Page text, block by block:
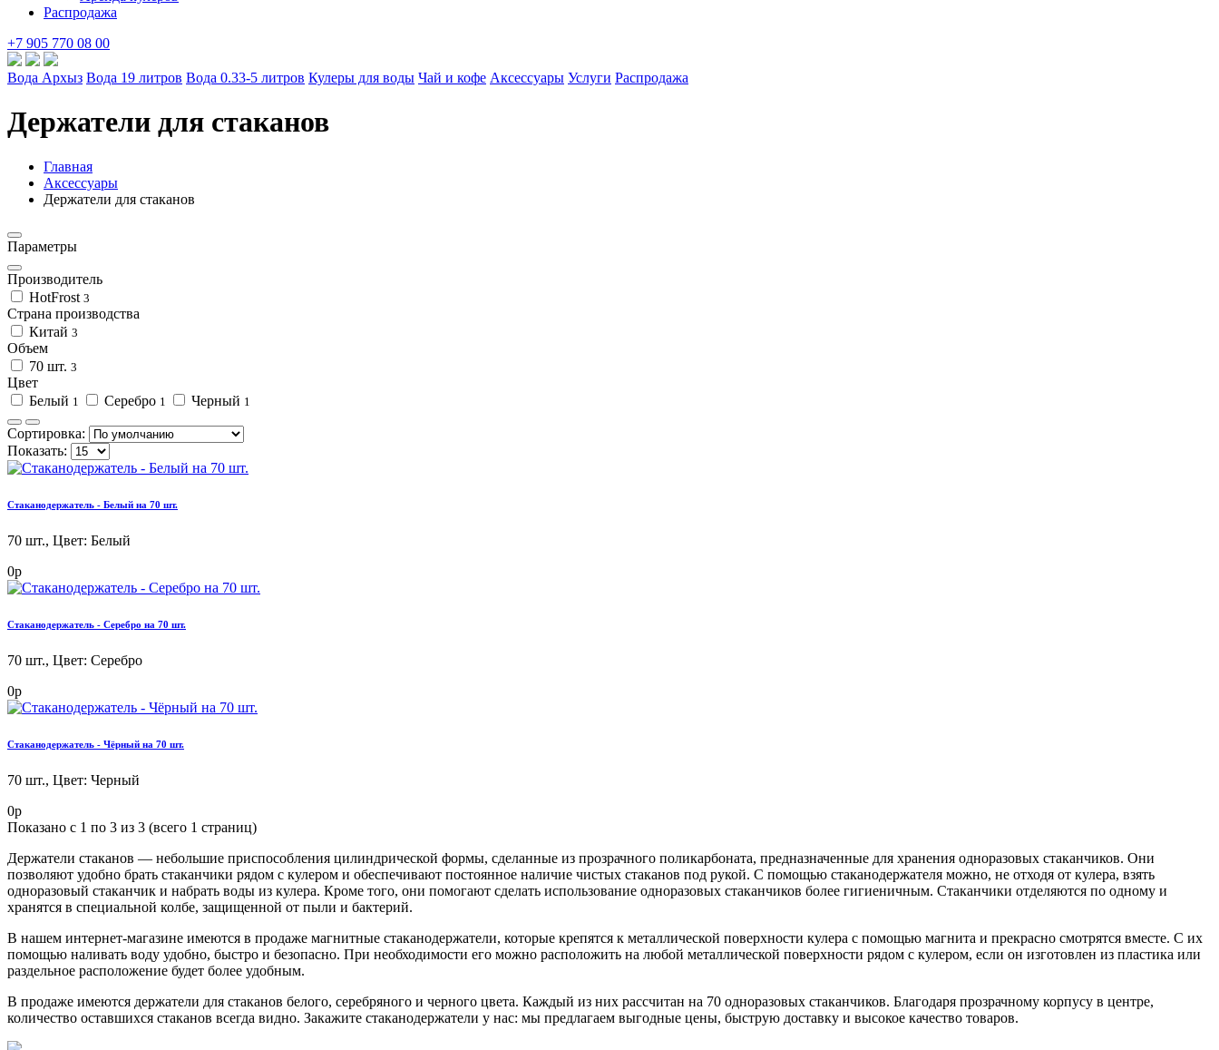
Распродажа
+7 905 770 08 00
Вода Архыз Вода 19 литров Вода 0.33-5 литров Кулеры для воды Чай и кофе Аксессуары Услуги Распродажа
Держатели для стаканов
Главная
Аксессуары
Держатели для стаканов
Параметры
Производитель
HotFrost 3
Страна производства
Китай 3
Объем
70 шт. 3
Цвет
Белый 1 Серебро 1 Черный 1
Сортировка:
Показать:
Стаканодержатель - Белый на 70 шт.
70 шт., Цвет: Белый
0р
Стаканодержатель - Серебро на 70 шт.
70 шт., Цвет: Серебро
0р
Стаканодержатель - Чёрный на 70 шт.
70 шт., Цвет: Черный
0р
Показано с 1 по 3 из 3 (всего 1 страниц)
Держатели стаканов — небольшие приспособления цилиндрической формы, сделанные из прозрачного поликарбоната, предназначенные для хранения одноразовых стаканчиков. Они
позволяют удобно брать стаканчики рядом с кулером и обеспечивают постоянное наличие чистых стаканов под рукой. С помощью стаканодержателя можно, не отходя от кулера, взять
одноразовый стаканчик и набрать воды из кулера. Кроме того, они помогают сделать использование одноразовых стаканчиков более гигиеничным. Стаканчики отделяются по одному и
хранятся в специальной колбе, защищенной от пыли и бактерий.
В нашем интернет-магазине имеются в продаже магнитные стаканодержатели, которые крепятся к металлической поверхности кулера с помощью магнита и прекрасно смотрятся вместе. С их
помощью наливать воду удобно, быстро и безопасно. При необходимости его можно расположить на любой металлической поверхности рядом с кулером, если он изготовлен из пластика или
раздельное расположение будет более удобным.
В продаже имеются держатели для стаканов белого, серебряного и черного цвета. Каждый из них рассчитан на 70 одноразовых стаканчиков. Благодаря прозрачному корпусу в центре,
количество оставшихся стаканов всегда видно. Закажите стаканодержатели у нас: мы предлагаем выгодные цены, быструю доставку и высокое качество товаров.